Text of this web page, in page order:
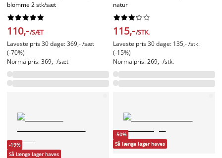
blomme 2 stk/sæt






110,-/SÆT
Laveste pris 30 dage: 369,- /sæt
(-70%)
Normalpris: 369,- /sæt
natur






115,-/STK.
Laveste pris 30 dage: 135,- /stk.
(-15%)
Normalpris: 269,- /stk.
-19%
Så længe lager haves
-50%
Så længe lager haves